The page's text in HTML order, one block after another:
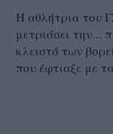
Η αθλήτρια του
μετριάσει την...
κλειστό των
που έφτιαξε με